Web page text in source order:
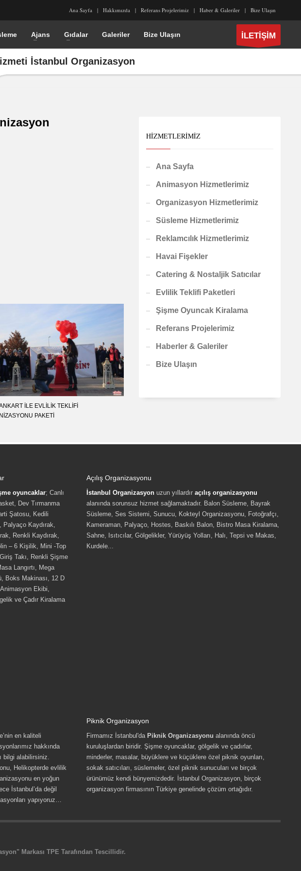
Ana Sayfa Hakkımızda Referans Projelerimiz Haber & Galeriler Bize Ulaşın
Ajans Gıdalar Galeriler Bize Ulaşın İLETİŞİM
İstanbul Organizasyon
ILE EVLILIK TEKLIFI
PAKETI
HIZMETLERIMIZ
Ana Sayfa
Animasyon Hizmetlerimiz
Organizasyon Hizmetlerimiz
Süsleme Hizmetlerimiz
Reklamcılık Hizmetlerimiz
Havai Fişekler
Catering & Nostaljik Satıcılar
Evlilik Teklifi Paketleri
Şişme Oyuncak Kiralama
Referans Projelerimiz
Haberler & Galeriler
Bize Ulaşın
oyuncaklar; Canlı
Dev Tırmanma
Şatosu, Kedili
Palyaço Kaydırak,
Renkli Kaydırak,
– 6 Kişilik, Mini -Top
Takı, Renkli Şişme
Langırtı, Mega
Boks Makinası, 12 D
Ekibi,
ve Çadır Kiralama
Açılış Organizasyonu
İstanbul Organizasyon uzun yıllardır açılış organizasyonu
alanında sorunsuz hizmet sağlamaktadır. Balon Süsleme, Bayrak
Süsleme, Ses Sistemi, Sunucu, Kokteyl Organizasyonu, Fotoğrafçı,
Kameraman, Palyaço, Hostes, Baskılı Balon, Bistro Masa Kiralama,
Sahne, Isıtıcılar, Gölgelikler, Yürüyüş Yolları, Halı, Tepsi ve Makas,
Kurdele...
en kaliteli
hakkında
bilgi alabilirsiniz.
Helikopterde evlilik
en yoğun
İstanbul’da değil
yapıyoruz…
Piknik Organizasyon
Firmamız İstanbul'da Piknik Organizasyonu alanında öncü
kuruluşlardan biridir. Şişme oyuncaklar, gölgelik ve çadırlar,
minderler, masalar, büyüklere ve küçüklere özel piknik oyunları,
sokak satıcıları, süslemeler, özel piknik sunucuları ve birçok
ürünümüz kendi bünyemizdedir. İstanbul Organizasyon, birçok
organizasyon firmasının Türkiye genelinde çözüm ortağıdır.
Markası TPE Tarafından Tescillidir.